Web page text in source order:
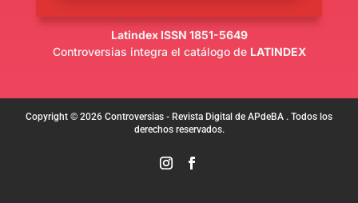
Latindex ISSN 1851-5649
Controversias integra el catálogo de LATINDEX
Copyright © 2026 Controversias - Revista Digital de APdeBA . Todos los
derechos reservados.